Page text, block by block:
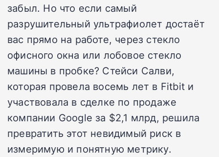
забыл. Но что если самый
разрушительный ультрафиолет достаёт
вас прямо на работе, через стекло
офисного окна или лобовое стекло
машины в пробке? Стейси Салви,
которая провела восемь лет в Fitbit и
участвовала в сделке по продаже
компании Google за $2,1 млрд, решила
превратить этот невидимый риск в
измеримую и понятную метрику.